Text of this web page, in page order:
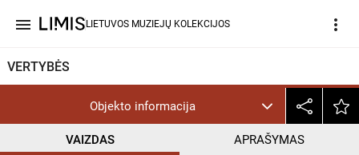
menu LIETUVOS MUZIEJŲ KOLEKCIJOS more_vert
VERTYBĖS
Objekto informacija
VAIZDAS APRAŠYMAS